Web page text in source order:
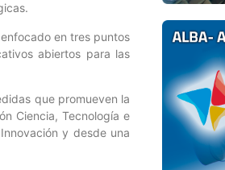
en tres puntos
abiertos para las
que promueven la
Ciencia, Tecnología e
y desde una